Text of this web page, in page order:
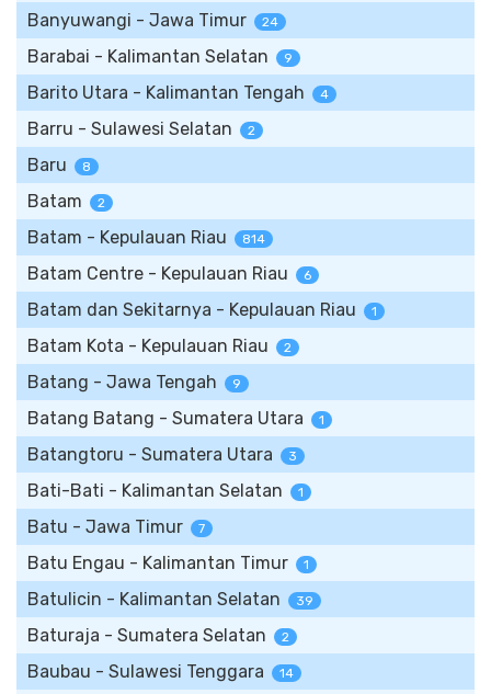
Banyuwangi - Jawa Timur 24
Barabai - Kalimantan Selatan 9
Barito Utara - Kalimantan Tengah 4
Barru - Sulawesi Selatan 2
Baru 8
Batam 2
Batam - Kepulauan Riau 814
Batam Centre - Kepulauan Riau 6
Batam dan Sekitarnya - Kepulauan Riau 1
Batam Kota - Kepulauan Riau 2
Batang - Jawa Tengah 9
Batang Batang - Sumatera Utara 1
Batangtoru - Sumatera Utara 3
Bati-Bati - Kalimantan Selatan 1
Batu - Jawa Timur 7
Batu Engau - Kalimantan Timur 1
Batulicin - Kalimantan Selatan 39
Baturaja - Sumatera Selatan 2
Baubau - Sulawesi Tenggara 14